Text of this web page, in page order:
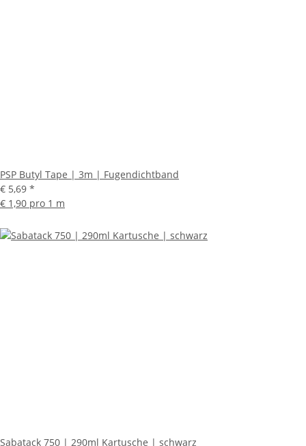
PSP Butyl Tape | 3m | Fugendichtband
€ 5,69 *
€ 1,90 pro 1 m
Sabatack 750 | 290ml Kartusche | schwarz